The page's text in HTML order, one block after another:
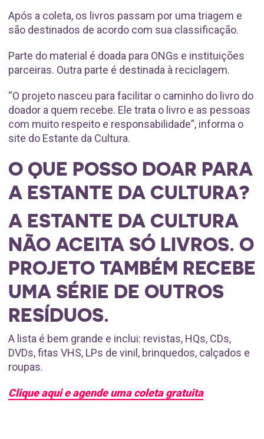
Após a coleta, os livros passam por uma triagem e
são destinados de acordo com sua classificação.
Parte do material é doada para ONGs e instituições
parceiras. Outra parte é destinada à reciclagem.
“O projeto nasceu para facilitar o caminho do livro do
doador a quem recebe. Ele trata o livro e as pessoas
com muito respeito e responsabilidade”, informa o
site do Estante da Cultura.
O QUE POSSO DOAR PARA
A ESTANTE DA CULTURA?
A ESTANTE DA CULTURA
NÃO ACEITA SÓ LIVROS. O
PROJETO TAMBÉM RECEBE
UMA SÉRIE DE OUTROS
RESÍDUOS.
A lista é bem grande e inclui: revistas, HQs, CDs,
DVDs, fitas VHS, LPs de vinil, brinquedos, calçados e
roupas.
Clique aqui e agende uma coleta gratuita